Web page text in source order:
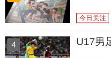
今日关注
4 U17男